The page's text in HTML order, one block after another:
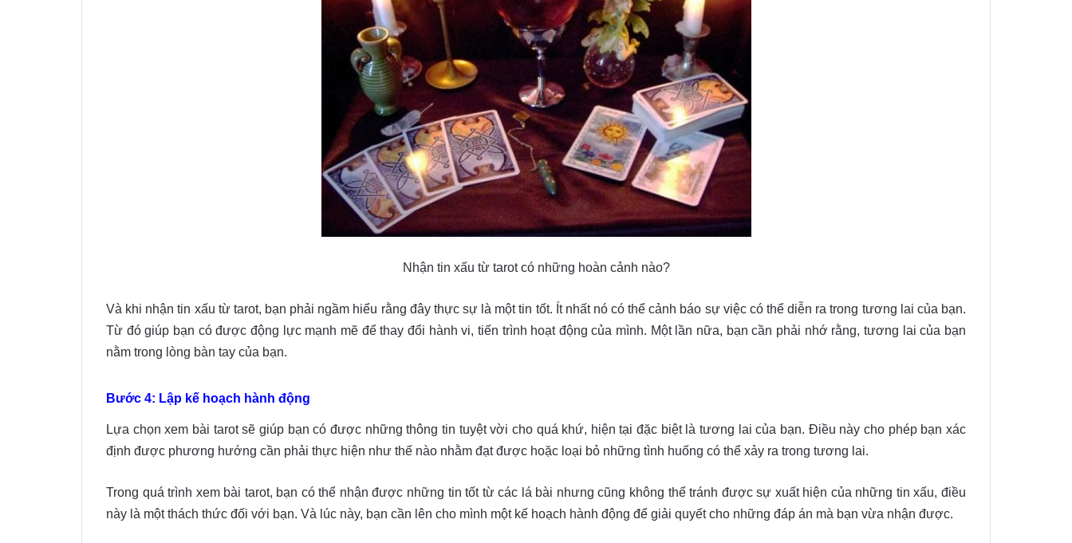
Nhận tin xấu từ tarot có những hoàn cảnh nào?
Và khi nhận tin xấu từ tarot, bạn phải ngầm hiểu rằng đây thực sự là một tin tốt. Ít nhất nó có thể cảnh báo sự việc có thể diễn ra trong tương lai của bạn.
Từ đó giúp bạn có được động lực mạnh mẽ để thay đổi hành vi, tiến trình hoạt động của mình. Một lần nữa, bạn cần phải nhớ rằng, tương lai của bạn
nằm trong lòng bàn tay của bạn.
Bước 4: Lập kế hoạch hành động
Lựa chọn xem bài tarot sẽ giúp bạn có được những thông tin tuyệt vời cho quá khứ, hiện tại đặc biệt là tương lai của bạn. Điều này cho phép bạn xác
định được phương hướng cần phải thực hiện như thế nào nhằm đạt được hoặc loại bỏ những tình huống có thể xảy ra trong tương lai.
Trong quá trình xem bài tarot, bạn có thể nhận được những tin tốt từ các lá bài nhưng cũng không thể tránh được sự xuất hiện của những tin xấu, điều
này là một thách thức đối với bạn. Và lúc này, bạn cần lên cho mình một kế hoạch hành động để giải quyết cho những đáp án mà bạn vừa nhận được.